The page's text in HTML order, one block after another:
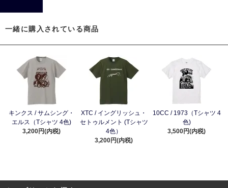
一緒に購入されている商品
キンクス / サムシング・
エルス（Tシャツ 4色)
3,200円(内税)
XTC / イングリッシュ・
セトゥルメント (Tシャツ
4色）
3,200円(内税)
10CC / 1973（Tシャツ 4
色)
3,500円(内税)